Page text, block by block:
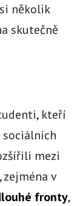
několik
skutečně
kteří
sociálních
mezi
v
fronty,